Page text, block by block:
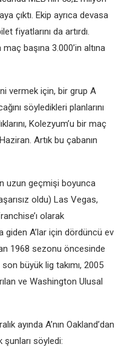
çıktı. Ekip ayrıca devasa
fiyatlarını da artırdı.
başına 3.000’in altına
vermek için, bir grup A
söyledikleri planlarını
Kolezyum’u bir maç
Artık bu çabanın
uzun geçmişi boyunca
oldu) Las Vegas,
olarak
giden A’lar için dördüncü ev
1968 sezonu öncesinde
büyük lig takımı, 2005
ve Washington Ulusal
ayında A’nın Oakland’dan
şunları söyledi: